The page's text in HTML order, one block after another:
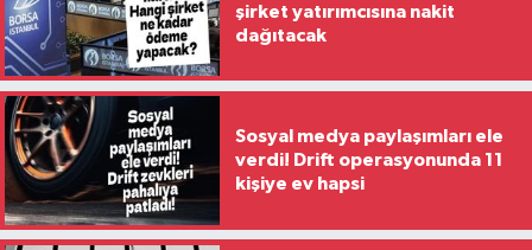
şirket yatırımcısına nakit
dağıtacak
Sosyal medya paylaşımları ele
verdi! Drift operasyonunda 11
kişiye ev hapsi